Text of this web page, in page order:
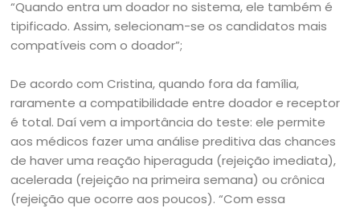
“Quando entra um doador no sistema, ele também é
tipificado. Assim, selecionam-se os candidatos mais
compatíveis com o doador”;
De acordo com Cristina, quando fora da família,
raramente a compatibilidade entre doador e receptor
é total. Daí vem a importância do teste: ele permite
aos médicos fazer uma análise preditiva das chances
de haver uma reação hiperaguda (rejeição imediata),
acelerada (rejeição na primeira semana) ou crônica
(rejeição que ocorre aos poucos). “Com essa